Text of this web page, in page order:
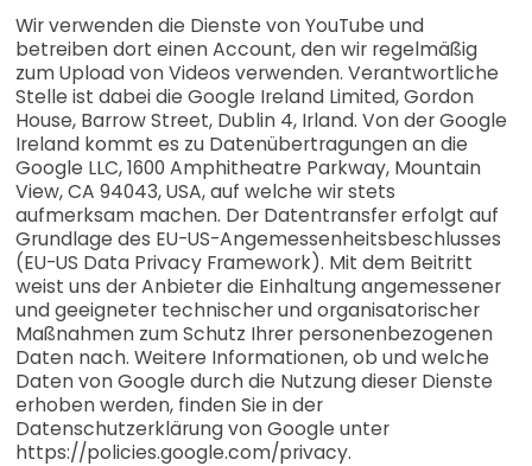
Wir verwenden die Dienste von YouTube und
betreiben dort einen Account, den wir regelmäßig
zum Upload von Videos verwenden. Verantwortliche
Stelle ist dabei die Google Ireland Limited, Gordon
House, Barrow Street, Dublin 4, Irland. Von der Google
Ireland kommt es zu Datenübertragungen an die
Google LLC, 1600 Amphitheatre Parkway, Mountain
View, CA 94043, USA, auf welche wir stets
aufmerksam machen. Der Datentransfer erfolgt auf
Grundlage des EU-US-Angemessenheitsbeschlusses
(EU-US Data Privacy Framework). Mit dem Beitritt
weist uns der Anbieter die Einhaltung angemessener
und geeigneter technischer und organisatorischer
Maßnahmen zum Schutz Ihrer personenbezogenen
Daten nach. Weitere Informationen, ob und welche
Daten von Google durch die Nutzung dieser Dienste
erhoben werden, finden Sie in der
Datenschutzerklärung von Google unter
https://policies.google.com/privacy.